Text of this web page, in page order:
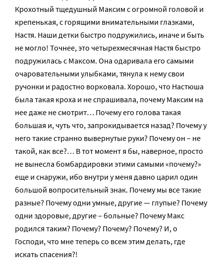
Крохотный тщедушный Максим с огромной головой и
крепенькая, с горящими внимательными глазками,
Настя. Наши детки быстро подружились, иначе и быть
не могло! Точнее, это четырехмесячная Настя быстро
подружилась с Максом. Она одаривала его самыми
очаровательными улыбками, тянула к нему свои
ручонки и радостно ворковала. Хорошо, что Настюша
была такая кроха и не спрашивала, почему Максим на
нее даже не смотрит… Почему его голова такая
большая и, чуть что, запрокидывается назад? Почему у
него такие странно вывернутые руки? Почему он – не
такой, как все?… В тот момент я бы, наверное, просто
не вынесла бомбардировки этими самыми «почему?»
еще и снаружи, ибо внутри у меня давно царил один
большой вопросительный знак. Почему мы все такие
разные? Почему одни умные, другие — глупые? Почему
одни здоровые, другие – больные? Почему Макс
родился таким? Почему? Почему? Почему? И, о
Господи, что мне теперь со всем этим делать, где
искать спасения?!